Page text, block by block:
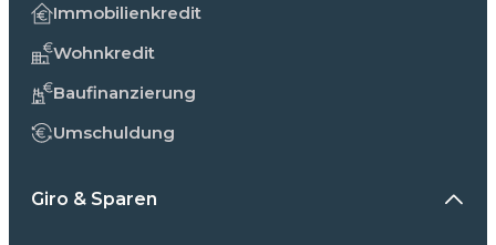
Immobilienkredit
Wohnkredit
Baufinanzierung
Umschuldung
Giro & Sparen